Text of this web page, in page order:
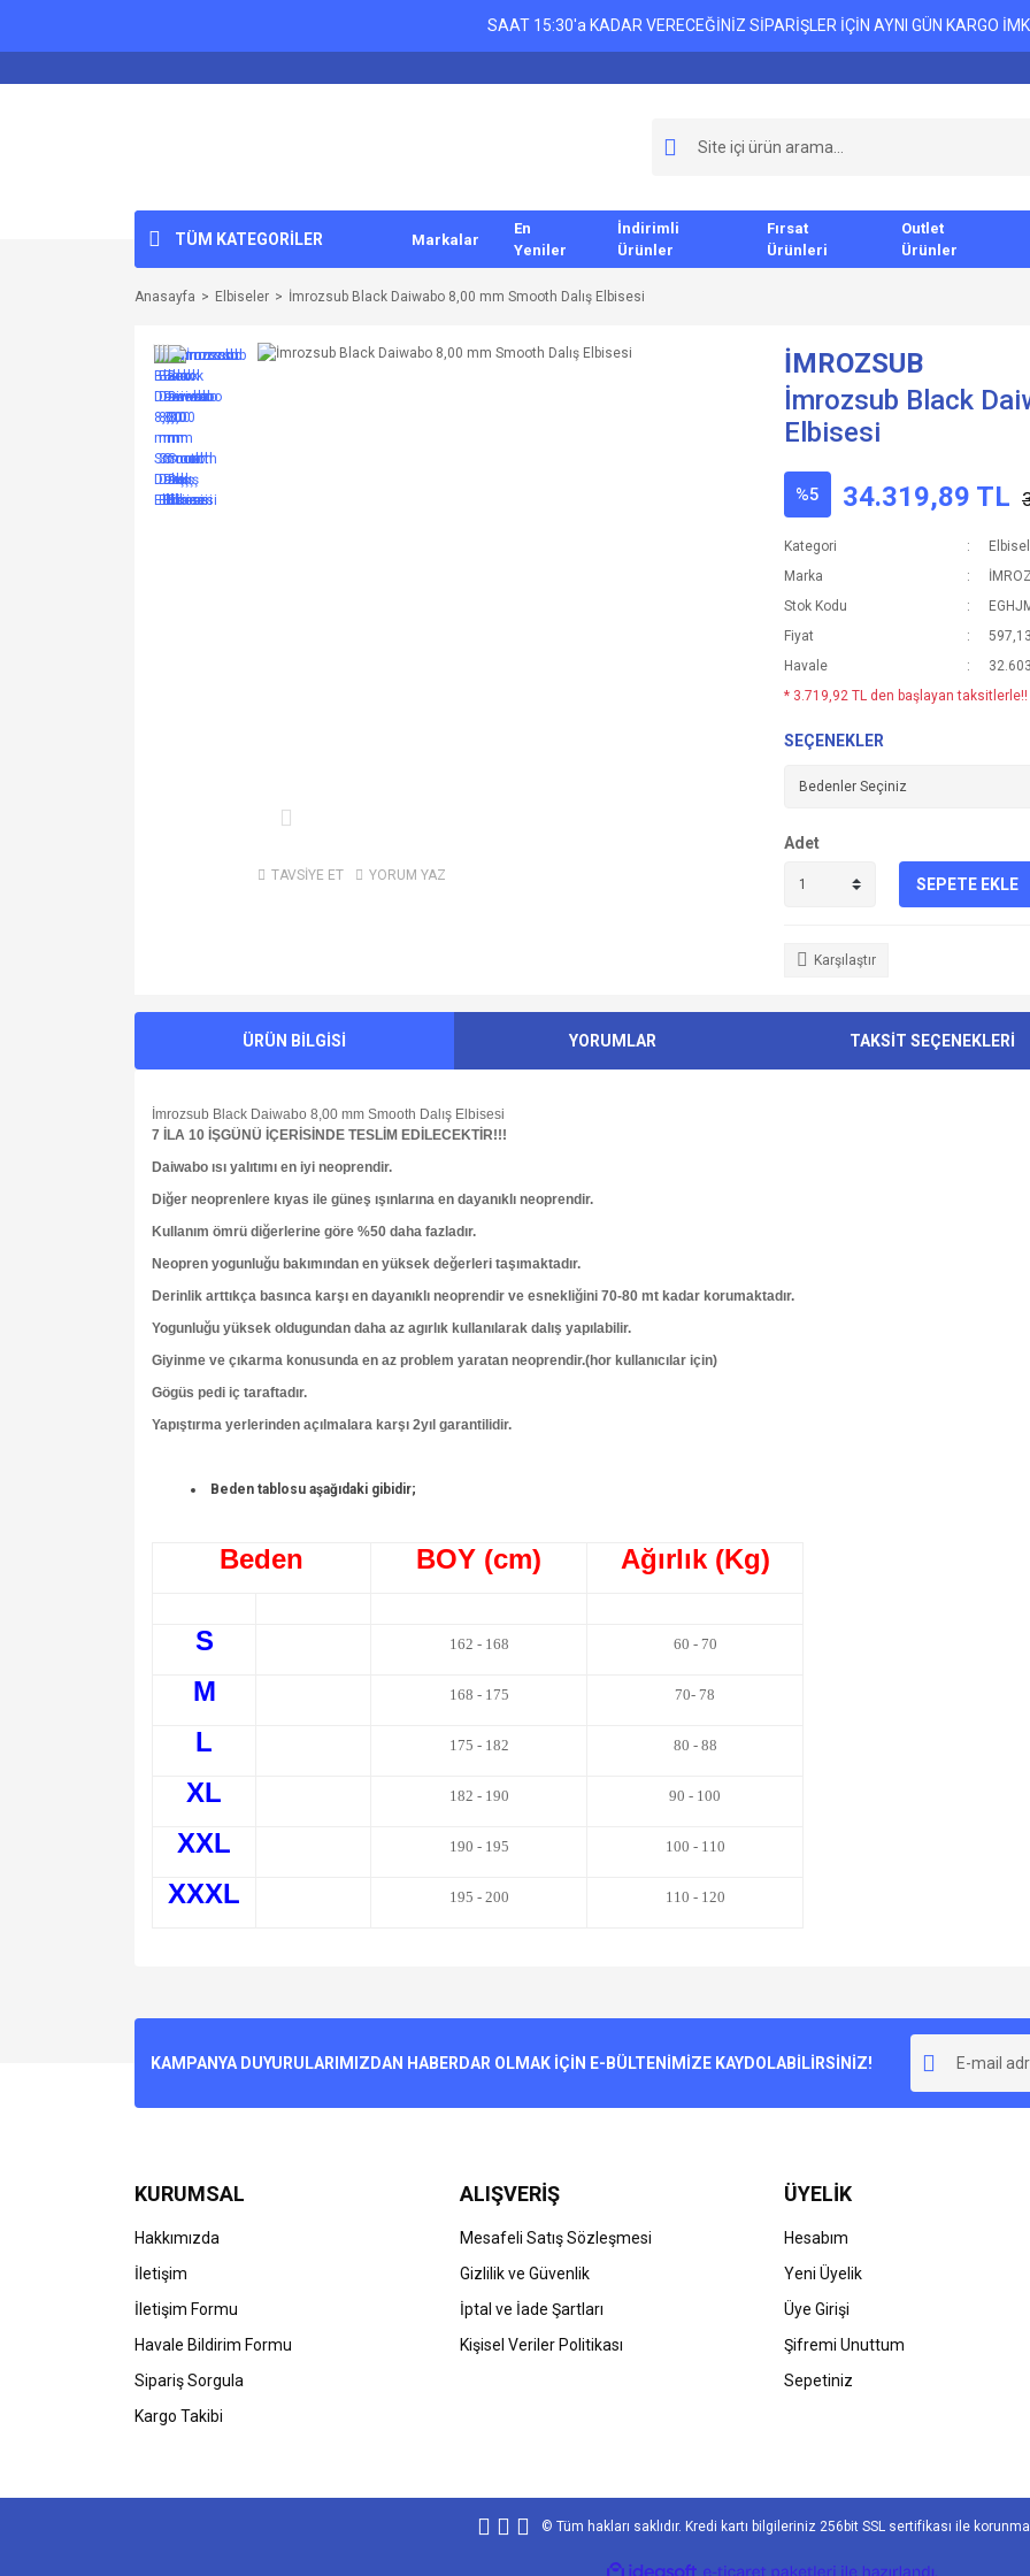
SAAT 15:30'a KADAR VERECEĞİNİZ SİPARİŞLER İÇİN AYNI GÜN KARGO
TÜM KATEGORİLER Markalar
En
Yeniler
İndirimli
Ürünler
Fırsat
Ürünleri
Outlet
Ürünler
Anasayfa Elbiseler İmrozsub Black Daiwabo 8,00 mm Smooth Dalış Elbisesi
TAVSİYE ET YORUM YAZ
İMROZSUB
İmrozsub Black
Elbisesi
%5 34.319,89 TL
Kategori
Marka
Stok Kodu
Fiyat
Havale
* 3.719,92 TL den başlayan taksitlerle!!
SEÇENEKLER
Adet
SEPETE EKLE
Karşılaştır
ÜRÜN BİLGİSİ YORUMLAR TAKSİT SEÇENEKLERİ
İmrozsub Black Daiwabo 8,00 mm Smooth Dalış Elbisesi
7 İLA 10 İŞGÜNÜ İÇERİSİNDE TESLİM EDİLECEKTİR!!!
Daiwabo ısı yalıtımı en iyi neoprendir.
Diğer neoprenlere kıyas ile güneş ışınlarına en dayanıklı neoprendir.
Kullanım ömrü diğerlerine göre %50 daha fazladır.
Neopren yogunluğu bakımından en yüksek değerleri taşımaktadır.
Derinlik arttıkça basınca karşı en dayanıklı neoprendir ve esnekliğini 70-80 mt kadar korumaktadır.
Yogunluğu yüksek oldugundan daha az agırlık kullanılarak dalış yapılabilir.
Giyinme ve çıkarma konusunda en az problem yaratan neoprendir.(hor kullanıcılar için)
Gögüs pedi iç taraftadır.
Yapıştırma yerlerinden açılmalara karşı 2yıl garantilidir.
Beden tablosu aşağıdaki gibidir;
Beden BOY (cm) Ağırlık (Kg)
S 162 - 168 60 - 70
M 168 - 175 70- 78
L 175 - 182 80 - 88
XL 182 - 190 90 - 100
XXL 190 - 195 100 - 110
XXXL 195 - 200 110 - 120
Ürün resmi kalitesiz, bozuk veya görüntülenemiyor.
Bu ürüne benzer farklı alternatifler olmalı.
Gönder
KAMPANYA DUYURULARIMIZDAN HABERDAR OLMAK İÇİN E-BÜLTENİMİZE KAYDOLABİLİRSİNİZ!
KURUMSAL
Hakkımızda
İletişim
İletişim Formu
Havale Bildirim Formu
Sipariş Sorgula
Kargo Takibi
ALIŞVERİŞ
Mesafeli Satış Sözleşmesi
Gizlilik ve Güvenlik
İptal ve İade Şartları
Kişisel Veriler Politikası
ÜYELİK
Hesabım
Yeni Üyelik
Üye Girişi
Şifremi Unuttum
Sepetiniz
© Tüm hakları saklıdır. Kredi kartı bilgileriniz 256bit SSL sertifikası ile
ideasoft e-